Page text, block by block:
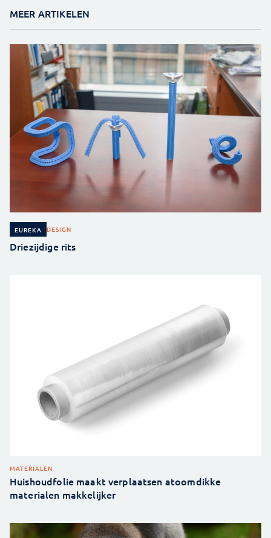
MEER ARTIKELEN
EUREKA DESIGN
Driezijdige rits
MATERIALEN
Huishoudfolie maakt verplaatsen atoomdikke
materialen makkelijker